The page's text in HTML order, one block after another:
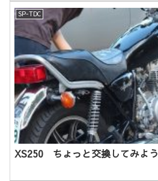
SP-TDC
XS250 ちょっと交換してみよう